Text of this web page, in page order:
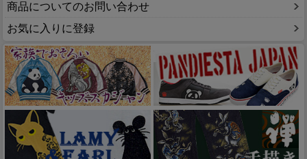
商品についてのお問い合わせ
お気に入りに登録